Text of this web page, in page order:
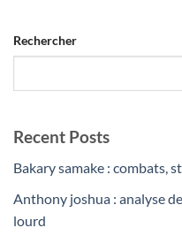
Rechercher
Recent Posts
Bakary samake : combats,
Anthony joshua : analyse
lourd